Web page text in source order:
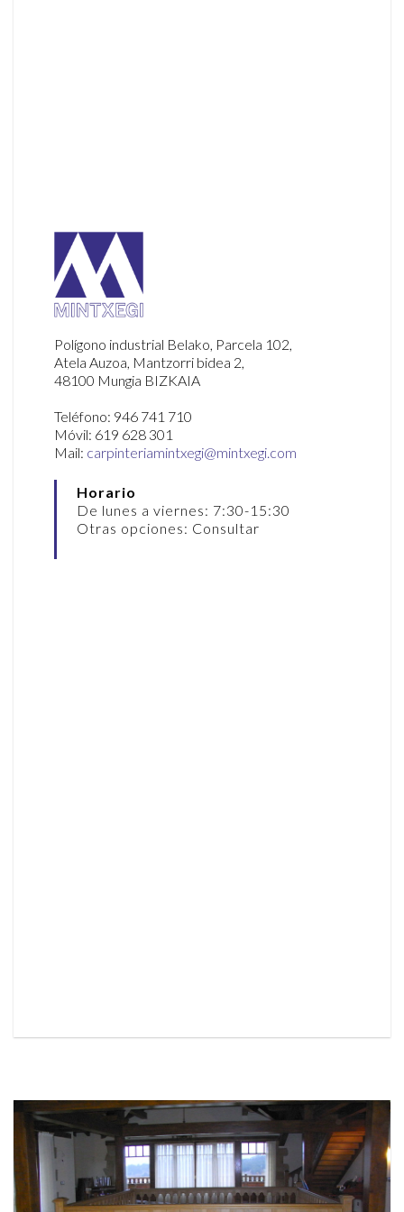
Polígono industrial Belako, Parcela 102,
Atela Auzoa, Mantzorri bidea 2,
48100 Mungia BIZKAIA
Teléfono: 946 741 710
Móvil: 619 628 301
Mail: carpinteriamintxegi@mintxegi.com
Horario
De lunes a viernes: 7:30-15:30
Otras opciones: Consultar